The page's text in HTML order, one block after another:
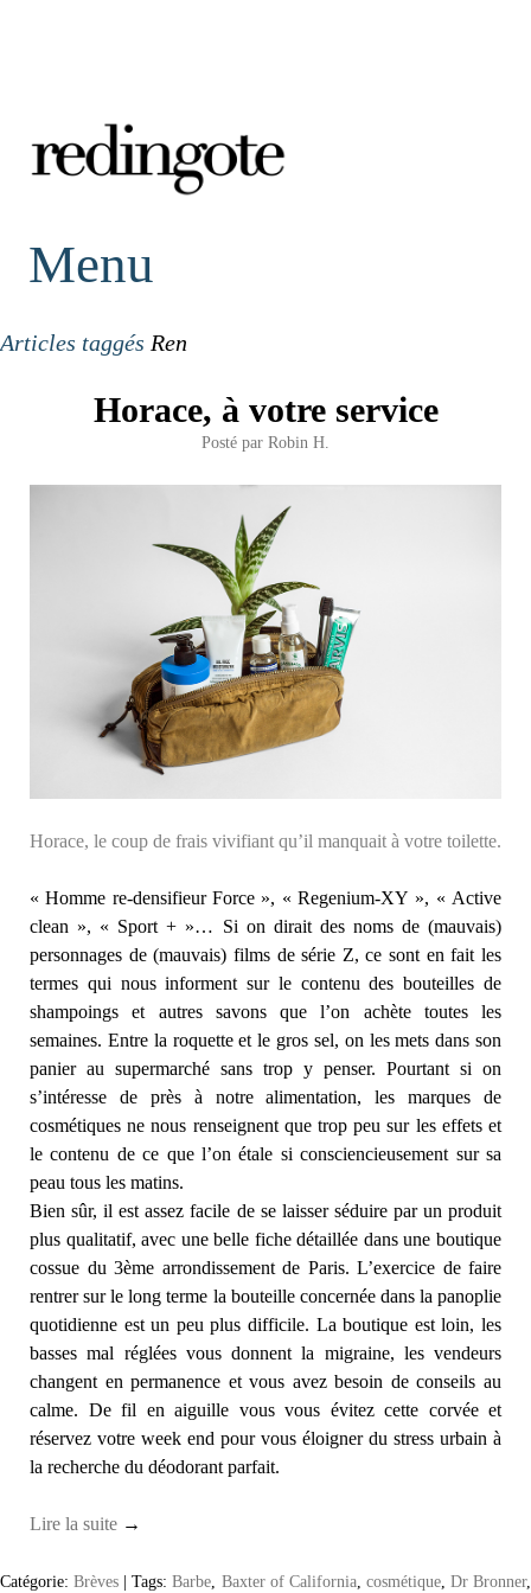
redingote.
Menu
Articles taggés Ren
Horace, à votre service
Posté par Robin H.
Horace, le coup de frais vivifiant qu’il manquait à votre toilette.
« Homme re-densifieur Force », « Regenium-XY », « Active
clean », « Sport + »… Si on dirait des noms de (mauvais)
personnages de (mauvais) films de série Z, ce sont en fait les
termes qui nous informent sur le contenu des bouteilles de
shampoings et autres savons que l’on achète toutes les
semaines. Entre la roquette et le gros sel, on les mets dans son
panier au supermarché sans trop y penser. Pourtant si on
s’intéresse de près à notre alimentation, les marques de
cosmétiques ne nous renseignent que trop peu sur les effets et
le contenu de ce que l’on étale si consciencieusement sur sa
peau tous les matins.
Bien sûr, il est assez facile de se laisser séduire par un produit
plus qualitatif, avec une belle fiche détaillée dans une boutique
cossue du 3ème arrondissement de Paris. L’exercice de faire
rentrer sur le long terme la bouteille concernée dans la panoplie
quotidienne est un peu plus difficile. La boutique est loin, les
basses mal réglées vous donnent la migraine, les vendeurs
changent en permanence et vous avez besoin de conseils au
calme. De fil en aiguille vous vous évitez cette corvée et
réservez votre week end pour vous éloigner du stress urbain à
la recherche du déodorant parfait.
Lire la suite →
Catégorie:Brèves |Tags:Barbe Baxter of California, cosmétique, Dr Bronner,